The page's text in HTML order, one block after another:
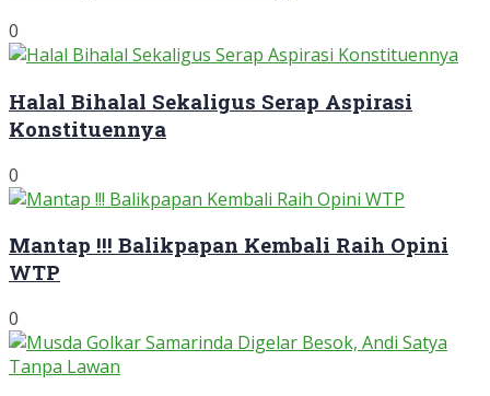
0
Halal Bihalal Sekaligus Serap Aspirasi
Konstituennya
0
Mantap !!! Balikpapan Kembali Raih Opini
WTP
0